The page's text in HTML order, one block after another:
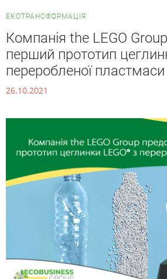
ЕКОТРАНСФОРМАЦІЯ
Компанія the LEGO
перший прототип
переробленої пластмаси
26.10.2021